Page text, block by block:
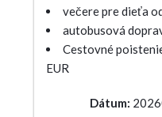
večere pre dieťa
autobusová
Cestovné
EUR
Dátum: